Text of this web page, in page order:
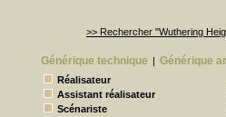
>> Rechercher "Wuthering
Générique technique | Générique
Réalisateur
Assistant réalisateur
Scénariste